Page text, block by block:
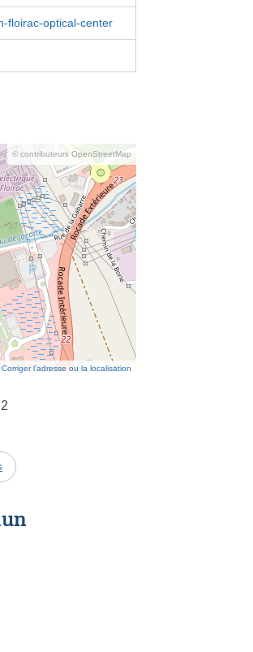
floirac-optical-center
© contributeurs OpenStreetMap
Corriger l’adresse ou la localisation